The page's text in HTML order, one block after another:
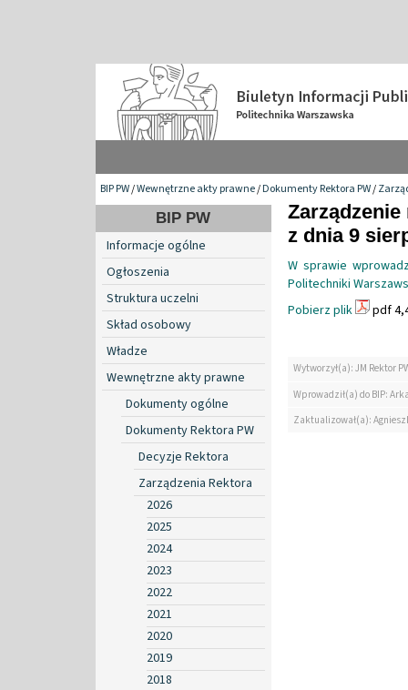
BIP PW/Wewnętrzne akty prawne/Dokumenty Rektora PW/
BIP PW
Informacje ogólne
Ogłoszenia
Struktura uczelni
Skład osobowy
Władze
Wewnętrzne akty prawne
Dokumenty ogólne
Dokumenty Rektora PW
Decyzje Rektora
Zarządzenia Rektora
2026
2025
2024
2023
2022
2021
2020
2019
2018
z dnia 9
W sprawie
Politechniki
Pobierz plik
pdf
Wytworzył(a): JM Rektor
Wprowadził(a) do BIP:
Zaktualizował(a):